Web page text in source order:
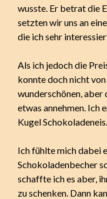
wusste. Er betrat die
setzten wir uns an
die ich sehr
Als ich jedoch die
konnte doch nicht
wunderschönen, aber
etwas annehmen. Ich
Kugel Schokoladeneis.
Ich fühlte mich dabei
Schokoladenbecher
schaffte ich es aber,
zu schenken. Dann